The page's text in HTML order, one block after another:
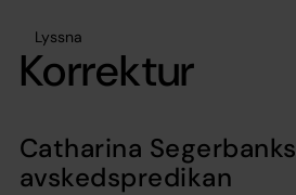
Lyssna
Korrektur
Catharina Segerbanks
avskedspredikan